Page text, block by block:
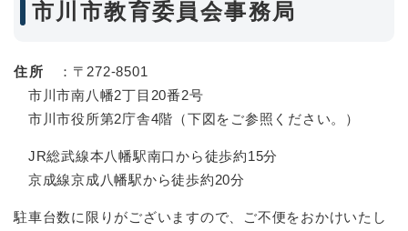
市川市教育委員会事務局
住所 ：〒272-8501
市川市南八幡2丁目20番2号
市川市役所第2庁舎4階（下図をご参照ください。）
JR総武線本八幡駅南口から徒歩約15分
京成線京成八幡駅から徒歩約20分
駐車台数に限りがございますので、ご不便をおかけいたし